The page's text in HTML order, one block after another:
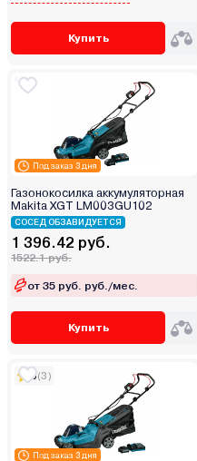
Купить
Под заказ 3 дня
Газонокосилка аккумуляторная
Makita XGT LM003GU102
СОСЕД ОБЗАВИДУЕТСЯ
1 396.42 руб.
1522.1 руб.
от 35 руб. руб./мес.
Купить
Под заказ 3 дня
5(3)